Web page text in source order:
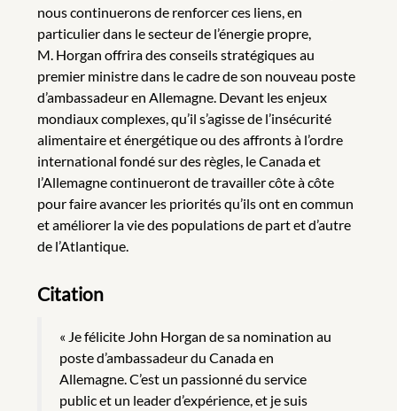
nous continuerons de renforcer ces liens, en
particulier dans le secteur de l’énergie propre,
M. Horgan offrira des conseils stratégiques au
premier ministre dans le cadre de son nouveau poste
d’ambassadeur en Allemagne. Devant les enjeux
mondiaux complexes, qu’il s’agisse de l’insécurité
alimentaire et énergétique ou des affronts à l’ordre
international fondé sur des règles, le Canada et
l’Allemagne continueront de travailler côte à côte
pour faire avancer les priorités qu’ils ont en commun
et améliorer la vie des populations de part et d’autre
de l’Atlantique.
Citation
« Je félicite John Horgan de sa nomination au
poste d’ambassadeur du Canada en
Allemagne. C’est un passionné du service
public et un leader d’expérience, et je suis